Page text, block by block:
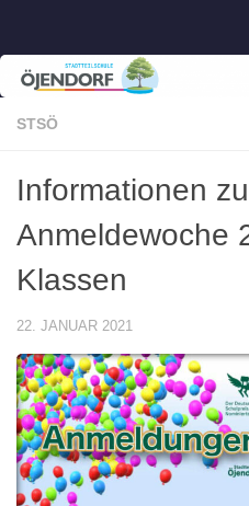
STSÖ
Informationen
Anmeldewoche
Klassen
22. JANUAR 2021